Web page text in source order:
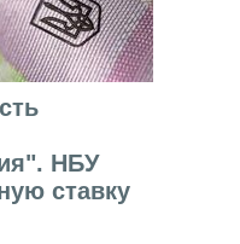
НБУ
ставку